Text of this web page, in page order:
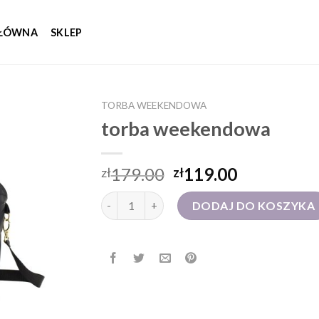
SKLEP
TORBA WEEKENDOWA
torba weekendowa
zł179.00 zł119.00
ilość torba weekendowaDODAJ DO KOSZYKA